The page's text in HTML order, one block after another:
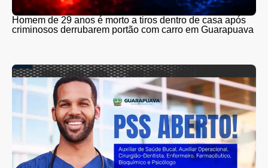
Homem de 29 anos é morto a tiros dentro de casa após
criminosos derrubarem portão com carro em Guarapuava